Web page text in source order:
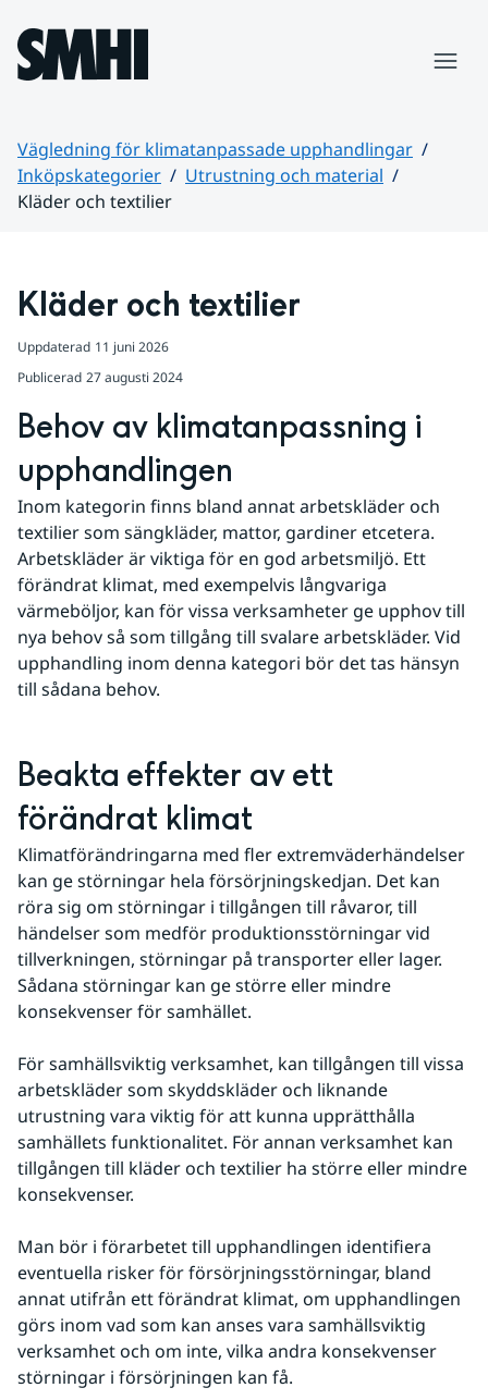
Hoppa till sidans innehåll
Vägledning för klimatanpassade upphandlingar
Inköpskategorier
Utrustning och material
Kläder och textilier
Kläder och textilier
Uppdaterad 11 juni 2026
Publicerad 27 augusti 2024
Behov av klimatanpassning i
upphandlingen
Inom kategorin finns bland annat arbetskläder och
textilier som sängkläder, mattor, gardiner etcetera.
Arbetskläder är viktiga för en god arbetsmiljö. Ett
förändrat klimat, med exempelvis långvariga
värmeböljor, kan för vissa verksamheter ge upphov till
nya behov så som tillgång till svalare arbetskläder. Vid
upphandling inom denna kategori bör det tas hänsyn
till sådana behov.
Beakta effekter av ett
förändrat klimat
Klimatförändringarna med fler extremväderhändelser
kan ge störningar hela försörjningskedjan. Det kan
röra sig om störningar i tillgången till råvaror, till
händelser som medför produktionsstörningar vid
tillverkningen, störningar på transporter eller lager.
Sådana störningar kan ge större eller mindre
konsekvenser för samhället.
För samhällsviktig verksamhet, kan tillgången till vissa
arbetskläder som skyddskläder och liknande
utrustning vara viktig för att kunna upprätthålla
samhällets funktionalitet. För annan verksamhet kan
tillgången till kläder och textilier ha större eller mindre
konsekvenser.
Man bör i förarbetet till upphandlingen identifiera
eventuella risker för försörjningsstörningar, bland
annat utifrån ett förändrat klimat, om upphandlingen
görs inom vad som kan anses vara samhällsviktig
verksamhet och om inte, vilka andra konsekvenser
störningar i försörjningen kan få.